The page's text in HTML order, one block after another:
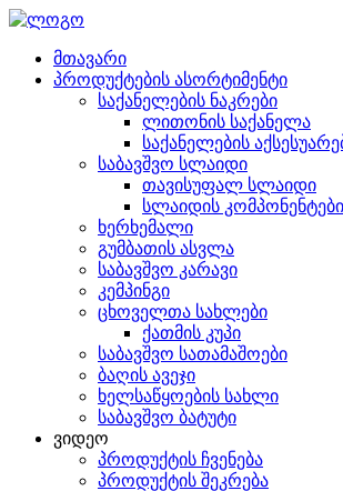
მთავარი
პროდუქტების ასორტიმენტი
საქანელების ნაკრები
ლითონის საქანელა
საქანელების
საბავშვო სლაიდი
თავისუფალ სლაიდი
სლაიდის კომპონენტები
ხერხემალი
გუმბათის ასვლა
საბავშვო კარავი
კემპინგი
ცხოველთა სახლები
ქათმის კუპი
საბავშვო სათამაშოები
ბაღის ავეჯი
ხელსაწყოების სახლი
საბავშვო ბატუტი
ვიდეო
პროდუქტის ჩვენება
პროდუქტის შეკრება